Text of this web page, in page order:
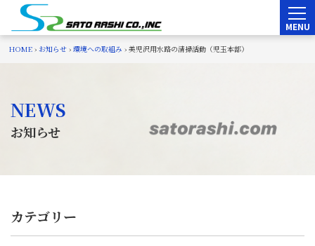
Skip
content
HOME › お知らせ › 環境への取組み › 美児沢用水路の清掃活動（児玉本部）
NEWS
お知らせ
カテゴリー
カテゴリー